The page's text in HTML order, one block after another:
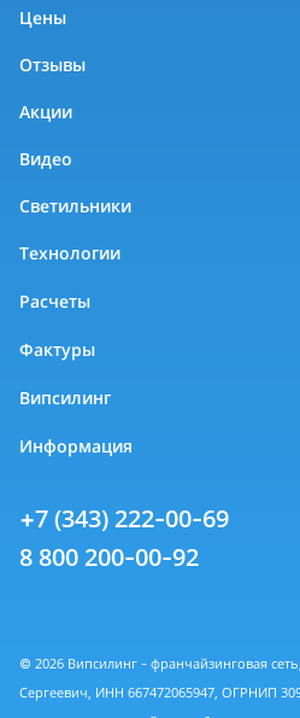
Цены
Отзывы
Акции
Видео
Светильники
Технологии
Расчеты
Фактуры
Випсилинг
Информация
+7 (343) 222-00-69
8 800 200-00-92
© 2026 Випсилинг - франчайзинговая
Сергеевич, ИНН 667472065947, ОГРНИП